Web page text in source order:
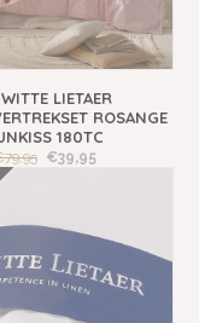
LIETAER
ROSANGE
180TC
€39,95